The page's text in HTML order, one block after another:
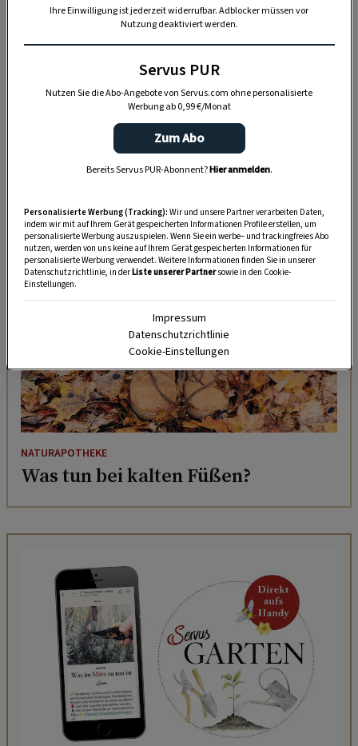
0.5 l Apfelsaft naturtrüb
0.5 l Holunderbeerensaft
einige Stücke Galgant
1 Zimtrinde
DAS KÖNNTE SIE AUCH INTERESSIEREN
NATURAPOTHEKE
Was tun bei kalten Füßen?
Ihre Einwilligung ist jederzeit widerrufbar. Adblocker müssen vor
Nutzung deaktiviert werden.
Servus PUR
Nutzen Sie die Abo-Angebote von Servus.com ohne personalisierte
Werbung ab 0,99 €/Monat
Zum Abo
Bereits Servus PUR-Abonnent?Hier anmelden.
Personalisierte Werbung (Tracking): Wir und unsere Partner verarbeiten Daten,
indem wir mit auf Ihrem Gerät gespeicherten Informationen Profile erstellen, um
personalisierte Werbung auszuspielen. Wenn Sie ein werbe– und trackingfreies Abo
nutzen, werden von uns keine auf Ihrem Gerät gespeicherten Informationen für
personalisierte Werbung verwendet. Weitere Informationen finden Sie in unserer
Datenschutzrichtlinie, in derListe unserer Partnersowie in den Cookie-
Einstellungen.
Impressum
Datenschutzrichtlinie
Cookie-Einstellungen